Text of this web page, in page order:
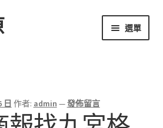
選單
日 作者: admin —發佈留言